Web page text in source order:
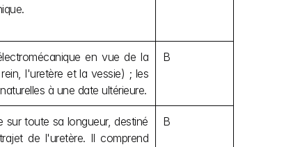
en vue de la
l'uretère et la vessie) ; les
à une date ultérieure.
B
toute sa longueur, destiné
de l'uretère. Il comprend
B